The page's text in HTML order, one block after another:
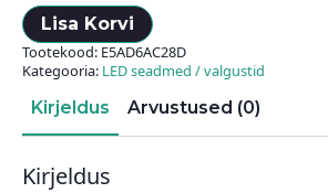
oli:
65,00 €.
is:
59,00 €.
Lisa Korvi
Tootekood: E5AD6AC28D
Kategooria: LED seadmed / valgustid
Kirjeldus Arvustused (0)
Kirjeldus